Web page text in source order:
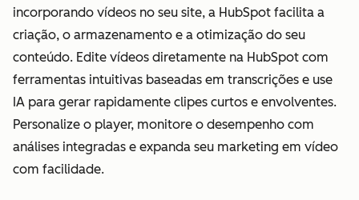
incorporando vídeos no seu site, a HubSpot facilita a
criação, o armazenamento e a otimização do seu
conteúdo. Edite vídeos diretamente na HubSpot com
ferramentas intuitivas baseadas em transcrições e use
IA para gerar rapidamente clipes curtos e envolventes.
Personalize o player, monitore o desempenho com
análises integradas e expanda seu marketing em vídeo
com facilidade.